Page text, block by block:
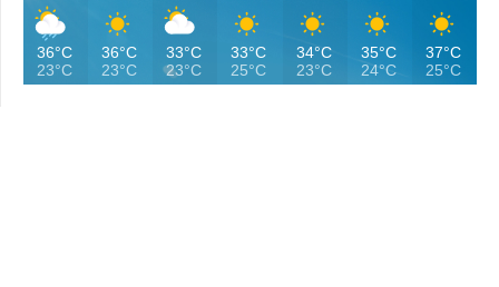
36°C
23°C
36°C
23°C
33°C
23°C
33°C
25°C
34°C
23°C
35°C
24°C
37°C
25°C